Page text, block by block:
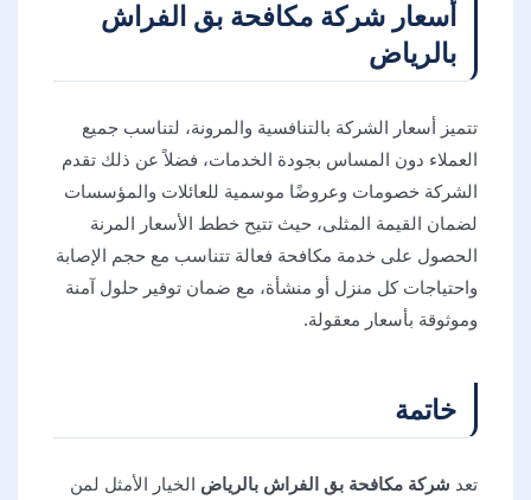
أسعار شركة مكافحة بق الفراش
بالرياض
تتميز أسعار الشركة بالتنافسية والمرونة، لتناسب جميع
العملاء دون المساس بجودة الخدمات، فضلاً عن ذلك تقدم
الشركة خصومات وعروضًا موسمية للعائلات والمؤسسات
لضمان القيمة المثلى، حيث تتيح خطط الأسعار المرنة
الحصول على خدمة مكافحة فعالة تتناسب مع حجم الإصابة
واحتياجات كل منزل أو منشأة، مع ضمان توفير حلول آمنة
وموثوقة بأسعار معقولة.
خاتمة
تعد شركة مكافحة بق الفراش بالرياض الخيار الأمثل لمن